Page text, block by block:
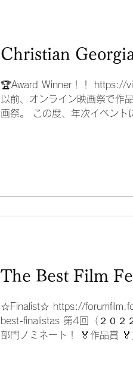
Christian
🏆Award Winner！！
以前、オンライン映画祭で作
画祭。 この度、年次イベント
The Best Film
☆Finalist☆ https://
best-finalistas 第4回（２０２
部門ノミネート！ 🏅作品賞